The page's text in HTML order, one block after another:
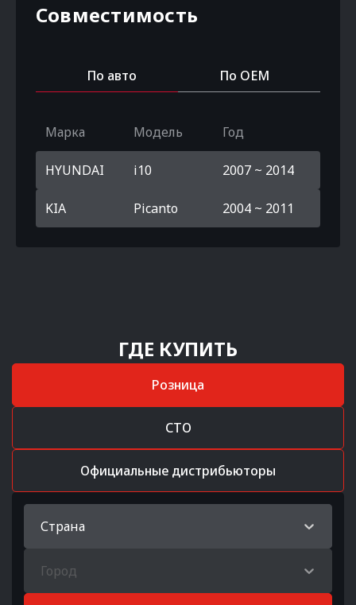
Совместимость
По авто По OEM
Марка Модель Год
HYUNDAI i10 2007 ~ 2014
KIA Picanto 2004 ~ 2011
ГДЕ КУПИТЬ
Розница
СТО
Официальные дистрибьюторы
Страна
Город